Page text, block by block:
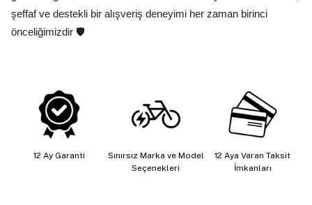
şeffaf ve destekli bir alışveriş deneyimi her zaman birinci
önceliğimizdir 🛡️
12 Ay Garanti
Sınırsız Marka ve Model
Seçenekleri
12 Aya Varan Taksit
İmkanları